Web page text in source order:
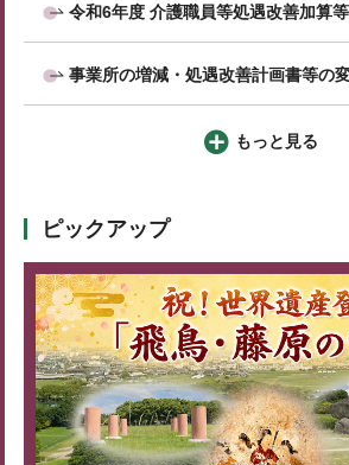
令和6年度 介護職員等処遇改善加算
事業所の増減・処遇改善計画書等の
もっと見る
ピックアップ